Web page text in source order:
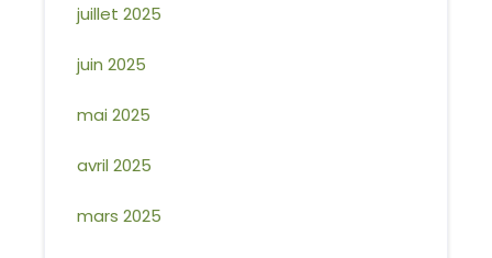
juillet 2025
juin 2025
mai 2025
avril 2025
mars 2025